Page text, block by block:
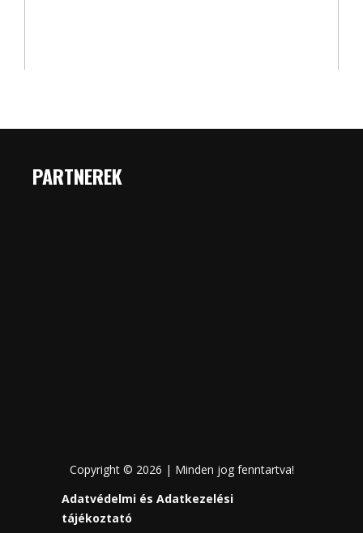
PARTNEREK
Copyright © 2026 | Minden jog fenntartva!
Adatvédelmi és Adatkezelési
tájékoztató